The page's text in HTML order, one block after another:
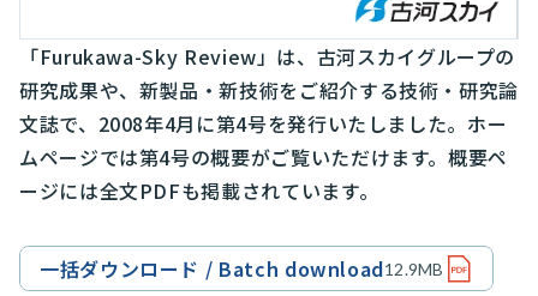
「Furukawa-Sky Review」は、古河スカイグループの
研究成果や、新製品・新技術をご紹介する技術・研究論
文誌で、2008年4月に第4号を発行いたしました。ホー
ムページでは第4号の概要がご覧いただけます。概要ペ
ージには全文PDFも掲載されています。
一括ダウンロード / Batch download12.9MB